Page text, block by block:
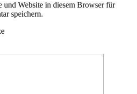
und Website in diesem Browser für
speichern.